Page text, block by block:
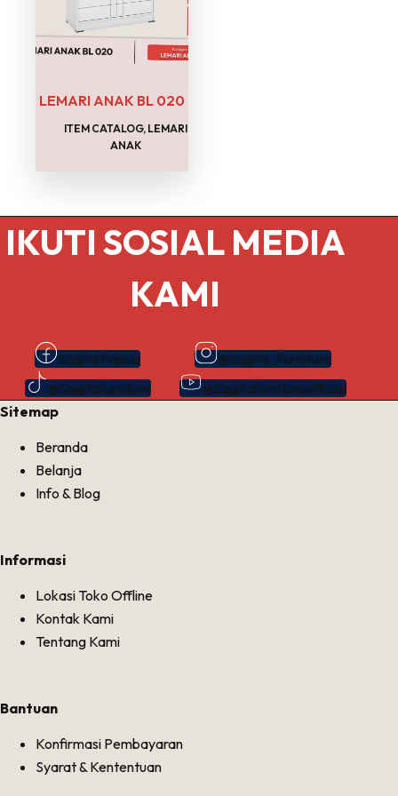
LEMARI ANAK BL 020
ITEM CATALOG, LEMARI
ANAK
IKUTI SOSIAL MEDIA
KAMI
Sagita Papua
@Sagita_Furniture
@Sagitafurniture
@Sagitafurnitureofficial
Sitemap
Beranda
Belanja
Info & Blog
Informasi
Lokasi Toko Offline
Kontak Kami
Tentang Kami
Bantuan
Konfirmasi Pembayaran
Syarat & Kententuan